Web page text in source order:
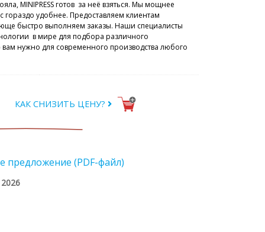
MINIPRESS готов за неё взяться. Мы мощнее
удобнее. Предоставляем клиентам
быстро выполняем заказы. Наши специалисты
в мире для подбора различного
вам нужно для современного производства любого
КАК СНИЗИТЬ ЦЕНУ?
предложение (PDF-файл)